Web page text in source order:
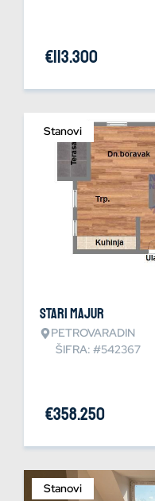
€113.300
Stanovi
Stari Majur
PETROVARADIN
ŠIFRA: #542367
€358.250
Stanovi